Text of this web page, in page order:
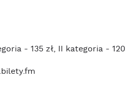
- 135 zł, II kategoria - 120